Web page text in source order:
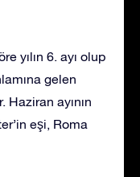
yılın 6. ayı olup
gelen
Haziran ayının
eşi, Roma